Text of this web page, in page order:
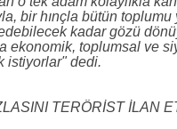
bir hınçla bütün
kadar gözü
ekonomik, toplumsal ve
istiyorlar" dedi.
TERÖRİST İLAN